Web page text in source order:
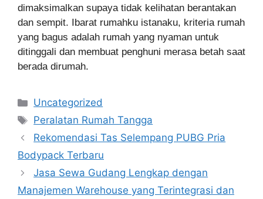
dimaksimalkan supaya tidak kelihatan berantakan
dan sempit. Ibarat rumahku istanaku, kriteria rumah
yang bagus adalah rumah yang nyaman untuk
ditinggali dan membuat penghuni merasa betah saat
berada dirumah.
Categories
Uncategorized
Tags
Peralatan Rumah Tangga
Rekomendasi Tas Selempang PUBG Pria
Bodypack Terbaru
Jasa Sewa Gudang Lengkap dengan
Manajemen Warehouse yang Terintegrasi dan